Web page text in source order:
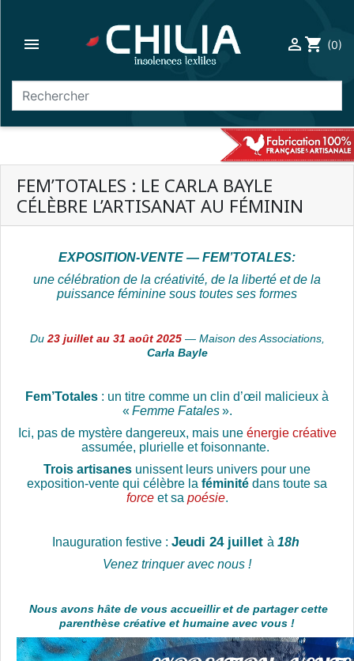
 person_outline shopping_cart (0)
FEM’TOTALES : LE CARLA BAYLE
CÉLÈBRE L’ARTISANAT AU FÉMININ
EXPOSITION-VENTE — FEM’TOTALES:
une célébration de la créativité, de la liberté et de la
puissance féminine sous toutes ses formes
Du 23 juillet au 31 août 2025— Maison des Associations,
Carla Bayle
Fem’Totales : un titre comme un clin d’œil malicieux à
«Femme Fatales».
Ici, pas de mystère dangereux, mais une énergie créative
assumée, plurielle et foisonnante.
Trois artisanes unissent leurs univers pour une
exposition-vente qui célèbre la féminité dans toute sa
forceet sa poésie.
Inauguration festive : Jeudi 24 juillet à 18h
Venez trinquer avec nous !
Nous avons hâte de vous accueillir et de partager cette
parenthèse créative et humaine avec vous !